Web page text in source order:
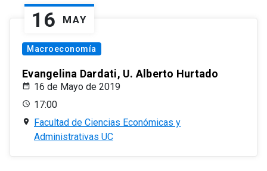
16 MAY
Macroeconomía
Evangelina Dardati, U. Alberto Hurtado
16 de Mayo de 2019
17:00
Facultad de Ciencias Económicas y
Administrativas UC